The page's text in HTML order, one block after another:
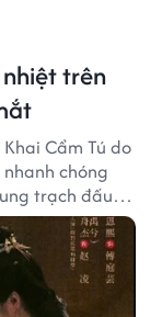
trên
Cẩm Tú do
chóng
trạch đấu